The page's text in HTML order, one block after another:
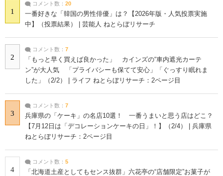
1
コメント数： 20
一番好きな「韓国の男性俳優」は？【2026年版・人気投票実施
中】（投票結果） | 芸能人 ねとらぼリサーチ
2
コメント数： 7
「もっと早く買えば良かった」 カインズの“車内遮光カーテ
ン”が大人気 「プライバシーも保てて安心」「ぐっすり眠れま
した」（2/2） | ライフ ねとらぼリサーチ：2ページ目
3
コメント数： 7
兵庫県の「ケーキ」の名店10選！ 一番うまいと思う店はどこ？
【7月12日は「デコレーションケーキの日」！】（2/4） | 兵庫県
ねとらぼリサーチ：2ページ目
4
コメント数： 5
「北海道土産としてもセンス抜群」六花亭の“店舗限定”お菓子が